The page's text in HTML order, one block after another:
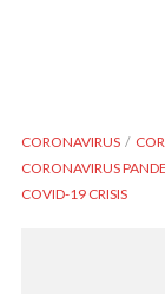
CORONAVIRUS
CORONAVIRUS
COVID-19 CRISIS